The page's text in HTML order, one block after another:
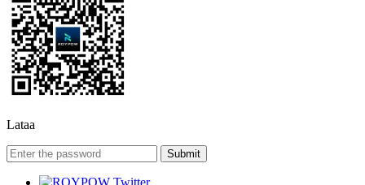
Lataa